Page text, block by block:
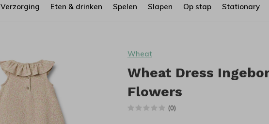
Verzorging Eten & drinken Spelen Slapen Op stap Stationary
Wheat
Wheat Dress
Flowers
(0)